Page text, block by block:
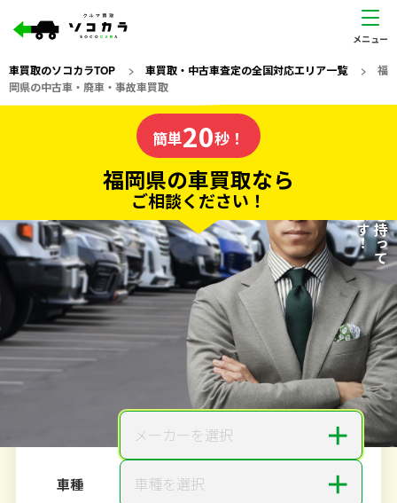
車買取のソコカラTOP > 車買取・中古車査定の全国対応エリア一覧> 福
岡県の中古車・廃車・事故車買取
の車買取なら
ソコカラの
電話か出張か、高い方の査定を提案。
だから高価買取!
私たちが責任を持って
査定いたします！
簡単20秒！
福岡県の車買取なら
ご相談ください！
20秒で入力完了！
無料で カンタンWeb査定
ご依頼いただいたお車を丁寧に査定いたします
メーカーを選択 ＋
車種 車種を選択 ＋